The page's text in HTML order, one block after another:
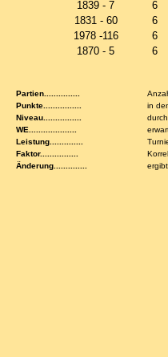
1839 - 7
6
1831 - 60
6
1978 -116
6
1870 - 5 6
Partien...............
Punkte................
in
Niveau................
WE....................
Leistung..............
Faktor................
Änderung..............